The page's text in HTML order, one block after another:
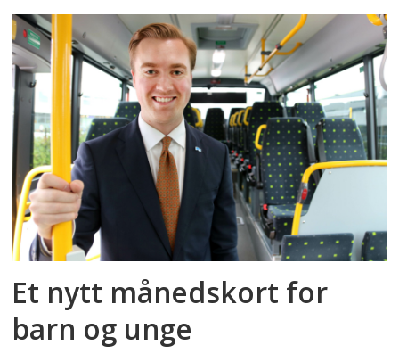
Et nytt månedskort for
barn og unge